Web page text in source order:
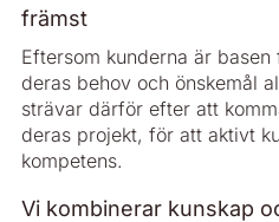
främst
Eftersom kunderna är
deras behov och önskemål
strävar därför efter att
deras projekt, för att aktivt
kompetens.
Vi kombinerar kunskap